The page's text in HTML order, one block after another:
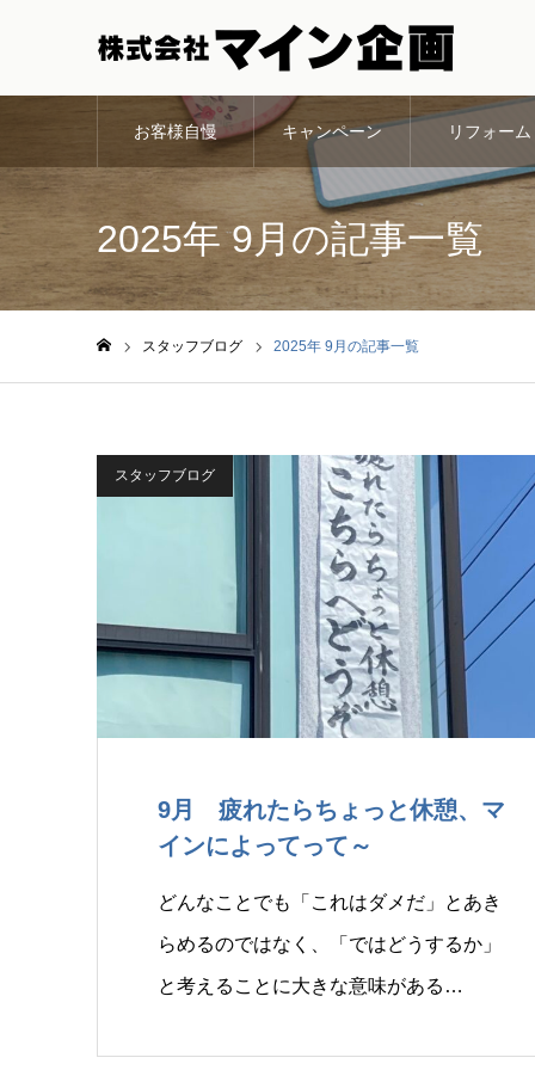
お客様自慢 キャンペーン リフォーム
2025年 9月の記事一覧
スタッフブログ 2025年 9月の記事一覧
スタッフブログ
9月 疲れたらちょっと休憩、マ
インによってって～
どんなことでも「これはダメだ」とあき
らめるのではなく、「ではどうするか」
と考えることに大きな意味がある…